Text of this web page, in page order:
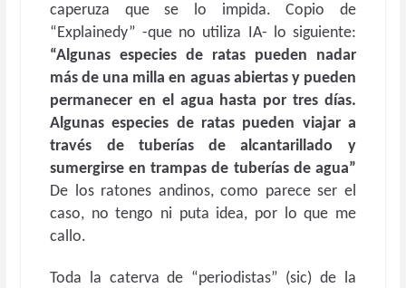
caperuza que se lo impida. Copio de
“Explainedy” -que no utiliza IA- lo siguiente:
“Algunas especies de ratas pueden nadar
más de una milla en aguas abiertas y pueden
permanecer en el agua hasta por tres días.
Algunas especies de ratas pueden viajar a
través de tuberías de alcantarillado y
sumergirse en trampas de tuberías de agua”
De los ratones andinos, como parece ser el
caso, no tengo ni puta idea, por lo que me
callo.
Toda la caterva de “periodistas” (sic) de la